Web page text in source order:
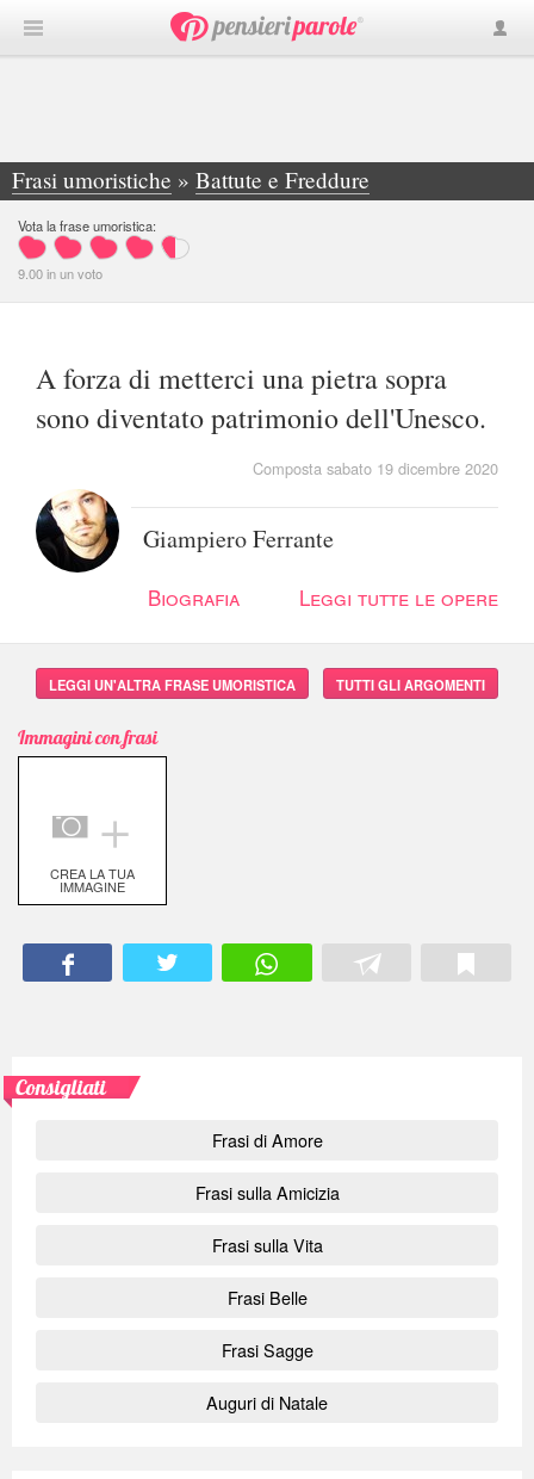
Frasi umoristiche » Battute e Freddure
»A forza di metterci una pietra sopra sono... - Giampiero Ferrante
Vota la frase umoristica:
9.00inunvoto
A forza di metterci una pietra sopra
sono diventato patrimonio dell'Unesco.
Composta sabato 19 dicembre 2020
Giampiero Ferrante
Biografia Leggi tutte le opere
LEGGI UN'ALTRA FRASE UMORISTICA TUTTI GLI ARGOMENTI
Immagini con frasi
＋
CREA LA TUA
IMMAGINE
Consigliati
Frasi di Amore
Frasi sulla Amicizia
Frasi sulla Vita
Frasi Belle
Frasi Sagge
Auguri di Natale